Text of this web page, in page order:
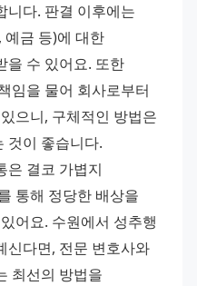
니다. 판결 이후에는
예금 등)에 대한
을 수 있어요. 또한
임을 물어 회사로부터
으니, 구체적인 방법은
것이 좋습니다.
은 결코 가볍지
통해 정당한 배상을
어요. 수원에서 성추행
신다면, 전문 변호사와
최선의 방법을